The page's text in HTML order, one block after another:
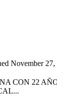
November 27,
CON 22